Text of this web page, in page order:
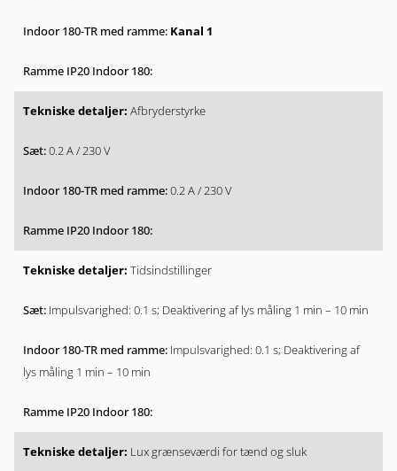
Kanal 1
Afbryderstyrke
0.2 A / 230 V
0.2 A / 230 V
Tidsindstillinger
Impulsvarighed: 0.1 s; Deaktivering af lys måling 1 min – 10 min
Impulsvarighed: 0.1 s; Deaktivering af
lys måling 1 min – 10 min
Lux grænseværdi for tænd og sluk